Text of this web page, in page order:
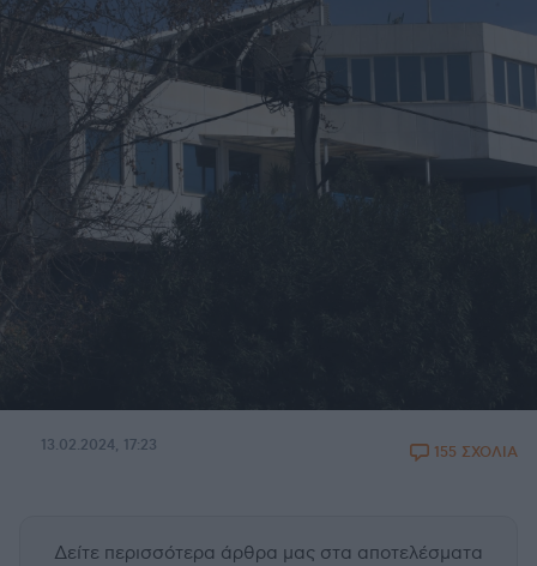
13.02.2024, 17:23 155 ΣΧΟΛΙΑ
Δείτε περισσότερα άρθρα μας στα αποτελέσματα